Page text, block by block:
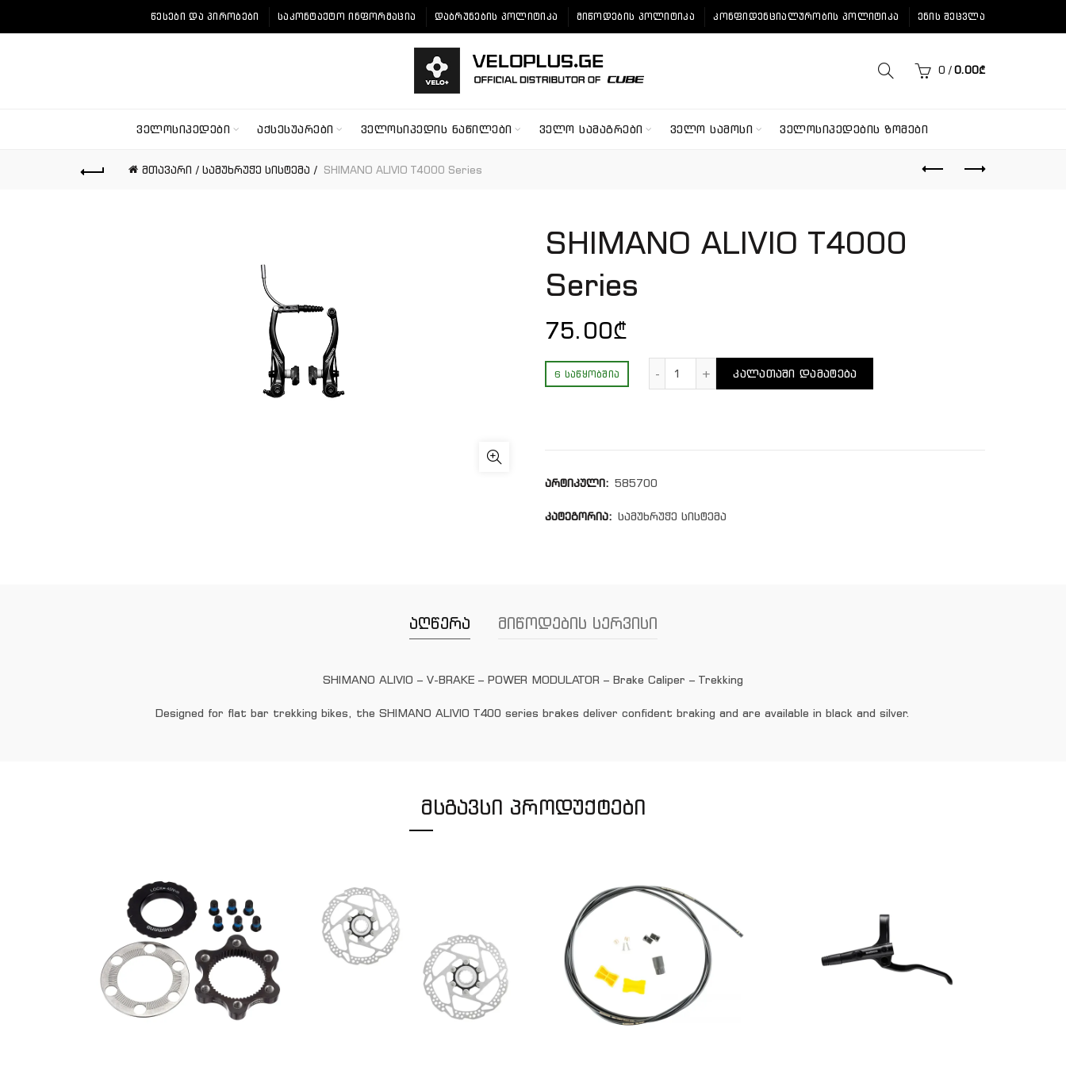
ᲬᲔᲡᲔᲑᲘ ᲓᲐ ᲞᲘᲠᲝᲑᲔᲑᲘ ᲡᲐᲙᲝᲜᲢᲐᲥᲢᲝ ᲘᲜᲤᲝᲠᲛᲐᲪᲘᲐ ᲓᲐᲑᲠᲣᲜᲔᲑᲘᲡ ᲞᲝᲚᲘᲢᲘᲙᲐ ᲛᲘᲬᲝᲓᲔᲑᲘᲡ ᲞᲝᲚᲘᲢᲘᲙᲐ ᲙᲝᲜᲤᲘᲓᲔᲜᲪᲘᲐᲚᲣᲠᲝᲑᲘᲡ ᲞᲝᲚᲘᲢᲘᲙᲐ ᲔᲜᲘᲡ ᲨᲔᲪᲕᲚᲐ
0 / 0.00₾
ᲕᲔᲚᲝᲡᲘᲞᲔᲓᲔᲑᲘ ᲐᲥᲡᲔᲡᲣᲐᲠᲔᲑᲘ ᲕᲔᲚᲝᲡᲘᲞᲔᲓᲘᲡ ᲜᲐᲬᲘᲚᲔᲑᲘ ᲕᲔᲚᲝ ᲡᲐᲛᲐᲒᲠᲔᲑᲘ ᲕᲔᲚᲝ ᲡᲐᲛᲝᲡᲘ ᲕᲔᲚᲝᲡᲘᲞᲔᲓᲔᲑᲘᲡ ᲖᲝᲛᲔᲑᲘ
მთავარი სამუხრუჭე სისტემა SHIMANO ALIVIO T4000 Series
SHIMANO ALIVIO T4000
Series
75.00₾
6 ᲡᲐᲬᲧᲝᲑᲨᲘᲐ ᲙᲐᲚᲐᲗᲐᲨᲘ ᲓᲐᲛᲐᲢᲔᲑᲐ
არტიკული: 585700
კატეგორია: სამუხრუჭე სისტემა
აღწერა მიწოდების სერვისი
SHIMANO ALIVIO – V-BRAKE – POWER MODULATOR – Brake Caliper – Trekking
Designed for flat bar trekking bikes, the SHIMANO ALIVIO T400 series brakes deliver confident braking and are available in black and silver.
ᲛᲡᲒᲐᲕᲡᲘ ᲞᲠᲝᲓᲣᲥᲢᲔᲑᲘ